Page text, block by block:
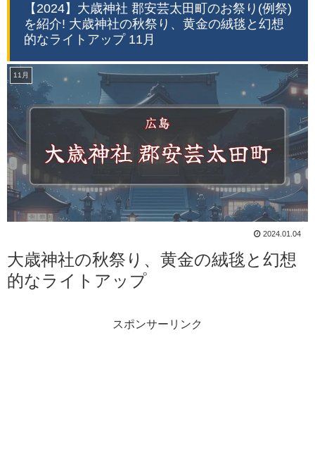
【2024】大歳神社 郡安芸太田町のお祭り(例祭)
を紹介! 大歳神社の秋祭り、黄金の絨毯と幻想
的なライトアップ 11月
11月
2024.01.04
大歳神社の秋祭り、黄金の絨毯と幻想
的なライトアップ
スポンサーリンク